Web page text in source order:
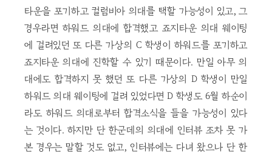
타운을 포기하고 컬럼비아 의대를 택할 가능성이 있고, 그
경우라면 하워드 의대에 합격했고 죠지타운 의대 웨이팅
에 걸려있던 또 다른 가상의 C 학생이 하워드를 포기하고
죠지타운 의대에 진학할 수 있기 때문이다. 만일 아무 의
대에도 합격하지 못 했던 또 다른 가상의 D 학생이 만일
하워드 의대 웨이팅에 걸려 있었다면 D 학생도 6월 하순이
라도 하워드 의대로부터 합격소식을 들을 가능성이 있다
는 것이다. 하지만 단 한군데의 의대에 인터뷰 조차 못 가
본 경우는 말할 것도 없고, 인터뷰에는 다녀 왔으나 단 한